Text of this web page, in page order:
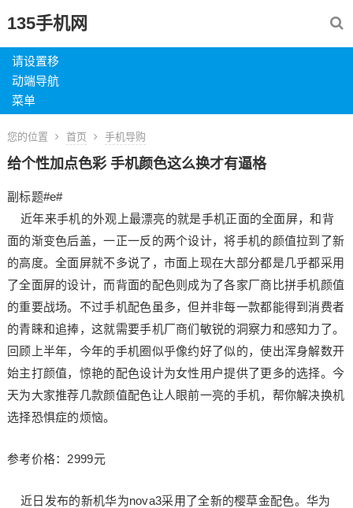
135手机网
请设置移
动端导航
菜单
您的位置 首页 手机导购
给个性加点色彩 手机颜色这么换才有逼格
副标题#e#
近年来手机的外观上最漂亮的就是手机正面的全面屏，和背
面的渐变色后盖，一正一反的两个设计，将手机的颜值拉到了新
的高度。全面屏就不多说了，市面上现在大部分都是几乎都采用
了全面屏的设计，而背面的配色则成为了各家厂商比拼手机颜值
的重要战场。不过手机配色虽多，但并非每一款都能得到消费者
的青睐和追捧，这就需要手机厂商们敏锐的洞察力和感知力了。
回顾上半年，今年的手机圈似乎像约好了似的，使出浑身解数开
始主打颜值，惊艳的配色设计为女性用户提供了更多的选择。今
天为大家推荐几款颜值配色让人眼前一亮的手机，帮你解决换机
选择恐惧症的烦恼。
参考价格：2999元
近日发布的新机华为nova3采用了全新的樱草金配色。华为